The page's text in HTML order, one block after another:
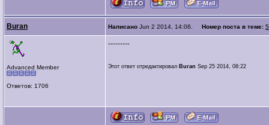
Buran Написано Jun 2 2014, 14:06. Номер поста в теме: 5
Advanced Member
Ответов: 1706
---------
Этот ответ отредактировал Buran Sep 25 2014, 08:22